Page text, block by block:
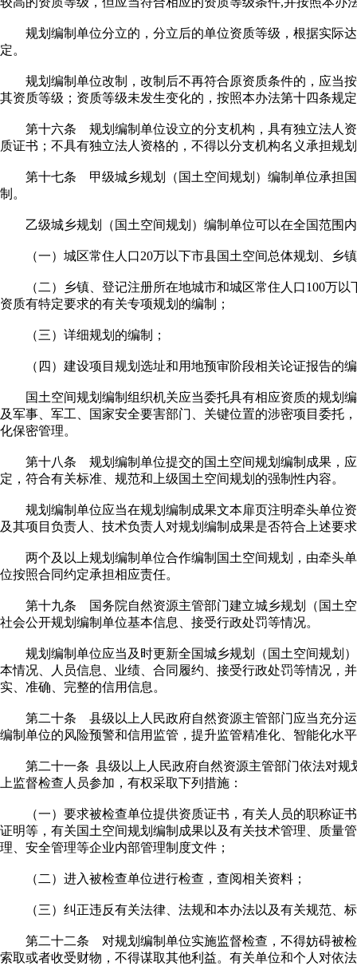
规划编制单位分立的，分立后的单位资质等级，根据实际
定。
规划编制单位改制，改制后不再符合原资质条件的，应当
其资质等级；资质等级未发生变化的，按照本办法第十四条规
第十六条 规划编制单位设立的分支机构，具有独立法人资
质证书；不具有独立法人资格的，不得以分支机构名义承担规
第十七条 甲级城乡规划（国土空间规划）编制单位承担国
制。
乙级城乡规划（国土空间规划）编制单位可以在全国范围
（一）城区常住人口20万以下市县国土空间总体规划、乡
（二）乡镇、登记注册所在地城市和城区常住人口100万以
资质有特定要求的有关专项规划的编制；
（三）详细规划的编制；
（四）建设项目规划选址和用地预审阶段相关论证报告的
国土空间规划编制组织机关应当委托具有相应资质的规划
及军事、军工、国家安全要害部门、关键位置的涉密项目委托
化保密管理。
第十八条 规划编制单位提交的国土空间规划编制成果，应
定，符合有关标准、规范和上级国土空间规划的强制性内容。
规划编制单位应当在规划编制成果文本扉页注明牵头单位
及其项目负责人、技术负责人对规划编制成果是否符合上述要
两个及以上规划编制单位合作编制国土空间规划，由牵头
位按照合同约定承担相应责任。
第十九条 国务院自然资源主管部门建立城乡规划（国土空
社会公开规划编制单位基本信息、接受行政处罚等情况。
规划编制单位应当及时更新全国城乡规划（国土空间规划
本情况、人员信息、业绩、合同履约、接受行政处罚等情况，
实、准确、完整的信用信息。
第二十条 县级以上人民政府自然资源主管部门应当充分运
编制单位的风险预警和信用监管，提升监管精准化、智能化水
第二十一条 县级以上人民政府自然资源主管部门依法对规
上监督检查人员参加，有权采取下列措施：
（一）要求被检查单位提供资质证书，有关人员的职称证
证明等，有关国土空间规划编制成果以及有关技术管理、质量
理、安全管理等企业内部管理制度文件；
（二）进入被检查单位进行检查，查阅相关资料；
（三）纠正违反有关法律、法规和本办法以及有关规范、
第二十二条 对规划编制单位实施监督检查，不得妨碍被检
索取或者收受财物，不得谋取其他利益。有关单位和个人对依